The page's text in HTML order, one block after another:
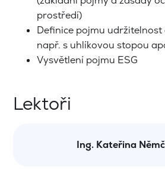
prostředí)
Definice pojmu udržitelnost
např. s uhlíkovou stopou
Vysvětlení pojmu ESG
Lektoři
Ing. Kateřina